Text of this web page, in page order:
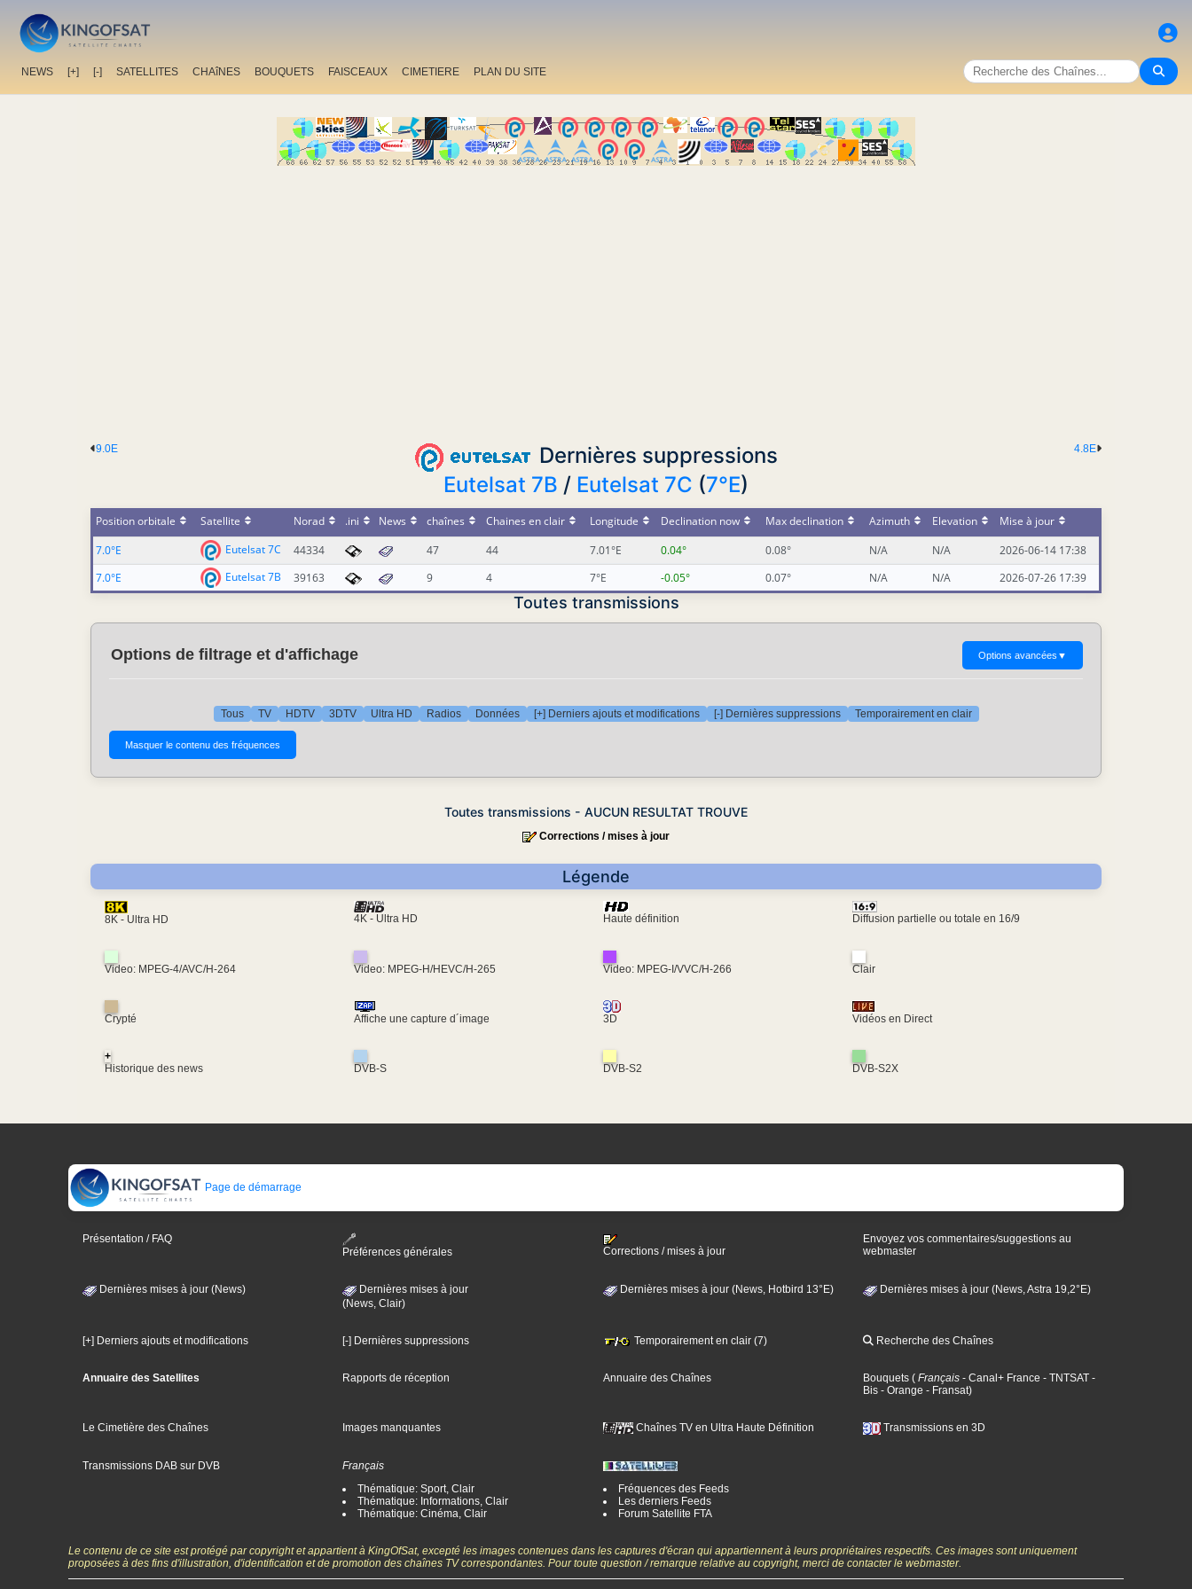
NEWS [+] [-] SATELLITES CHAîNES BOUQUETS FAISCEAUX CIMETIERE PLAN DU SITE
4.8E
9.0E
Dernières suppressions
Eutelsat 7B / Eutelsat 7C (7°E)
Position orbitale Satellite Norad .ini News chaînes Chaines en clair Longitude Declination now Max declination Azimuth Elevation
Mise à jour
7.0°E
Eutelsat 7C 44334 47 44 7.01°E 0.04° 0.08° N/A N/A
2026-06-14 17:38
7.0°E
Eutelsat 7B 39163 9 4 7°E -0.05° 0.07° N/A N/A 2026-07-26 17:39
Toutes transmissions
Options de filtrage et d'affichage Options avancées ▼
Tous TV HDTV 3DTV Ultra HD Radios Données [+] Derniers ajouts et modifications [-] Dernières suppressions Temporairement en clair
Toutes transmissions - AUCUN RESULTAT TROUVE
Corrections / mises à jour
Légende
8K - Ultra HD 4K - Ultra HD Haute définition Diffusion partielle ou totale en 16/9
Video: MPEG-4/AVC/H-264 Video: MPEG-H/HEVC/H-265 Video: MPEG-I/VVC/H-266 Clair
Crypté Affiche une capture d´image 3D Vidéos en Direct
+
Historique des news
DVB-S DVB-S2 DVB-S2X
Page de démarrage
Présentation / FAQ
Préférences générales
Corrections / mises à jour
Envoyez vos commentaires/suggestions au
webmaster
Dernières mises à jour (News)
Dernières mises à jour
(News, Clair)
Dernières mises à jour (News, Hotbird 13°E) Dernières mises à jour (News, Astra 19,2°E)
[+] Derniers ajouts et modifications [-] Dernières suppressions Temporairement en clair (7) Recherche des Chaînes
Annuaire des Satellites Rapports de réception Annuaire des Chaînes Bouquets ( Français - Canal+ France - TNTSAT -
Bis - Orange - Fransat)
Le Cimetière des Chaînes Images manquantes Chaînes TV en Ultra Haute Définition Transmissions en 3D
Transmissions DAB sur DVB
Français
Thématique: Sport, Clair
Thématique: Informations, Clair
Thématique: Cinéma, Clair
Fréquences des Feeds
Les derniers Feeds
Forum Satellite FTA
Le contenu de ce site est protégé par copyright et appartient à KingOfSat, excepté les images contenues dans les captures d'écran qui appartiennent à leurs propriétaires respectifs. Ces images sont uniquement
proposées à des fins d'illustration, d'identification et de promotion des chaînes TV correspondantes. Pour toute question / remarque relative au copyright, merci de contacter le webmaster.